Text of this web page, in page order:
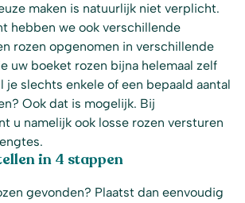
maken is natuurlijk niet verplicht.
hebben we ook verschillende
rozen opgenomen in verschillende
uw boeket rozen bijna helemaal zelf
je slechts enkele of een bepaald aantal
Ook dat is mogelijk. Bij
u namelijk ook losse rozen versturen
in 4 stappen
gevonden? Plaatst dan eenvoudig